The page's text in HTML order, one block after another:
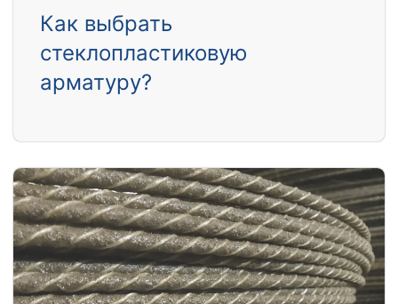
Как выбрать
стеклопластиковую
арматуру?